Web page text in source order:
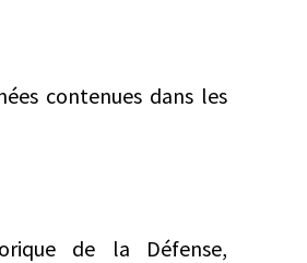
contenues dans les
de la Défense,